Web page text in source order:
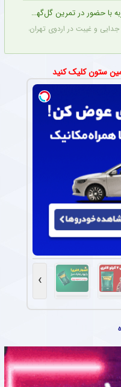
حضور در تمرین گل‌گهر + عکس
و غیبت در اردوی تهران، دیروز
ستون کلیک کنید
›